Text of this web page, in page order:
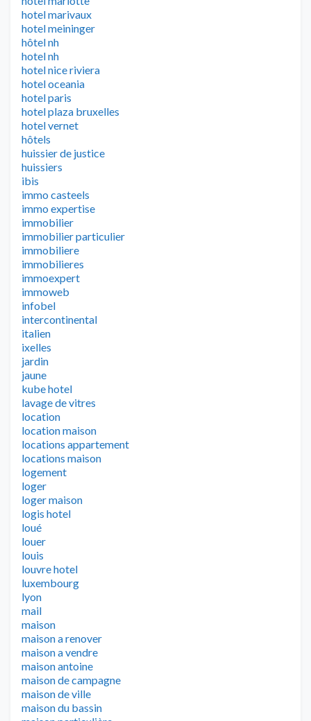
hotel marivaux
hotel meininger
hôtel nh
hotel nh
hotel nice riviera
hotel oceania
hotel paris
hotel plaza bruxelles
hotel vernet
hôtels
huissier de justice
huissiers
ibis
immo casteels
immo expertise
immobilier
immobilier particulier
immobiliere
immobilieres
immoexpert
immoweb
infobel
intercontinental
italien
ixelles
jardin
jaune
kube hotel
lavage de vitres
location
location maison
locations appartement
locations maison
logement
loger
loger maison
logis hotel
loué
louer
louis
louvre hotel
luxembourg
lyon
mail
maison
maison a renover
maison a vendre
maison antoine
maison de campagne
maison de ville
maison du bassin